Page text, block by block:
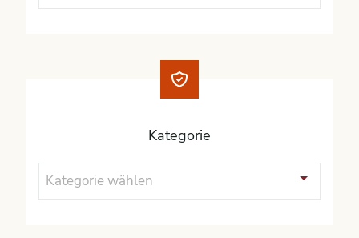
Kategorie
Kategorie wählen